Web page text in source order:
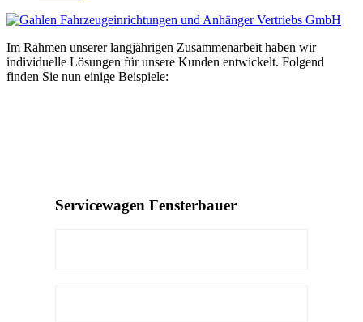
Im Rahmen unserer langjährigen Zusammenarbeit haben wir
individuelle Lösungen für unsere Kunden entwickelt. Folgend
finden Sie nun einige Beispiele:
Servicewagen Fensterbauer